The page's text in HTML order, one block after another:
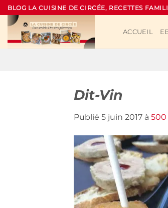
Passer
au
contenu
BLOG LA CUISINE DE CIRCÉE, RECETTES
ACCUEIL
Dit-Vin
Publié 5 juin 2017 à 500